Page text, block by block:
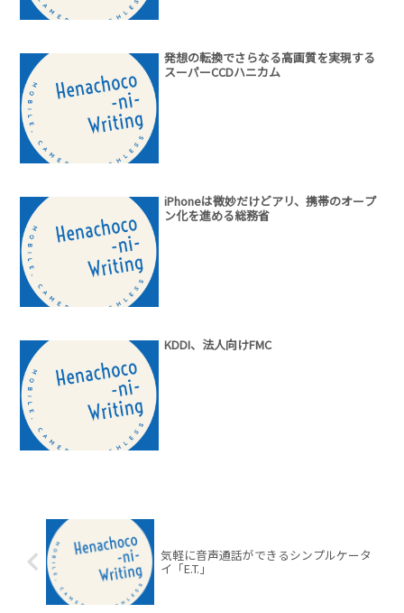
発想の転換でさらなる高画質を実現する
スーパーCCDハニカム
iPhoneは微妙だけどアリ、携帯のオープ
ン化を進める総務省
KDDI、法人向けFMC
気軽に音声通話ができるシンプルケータ
イ「E.T.」